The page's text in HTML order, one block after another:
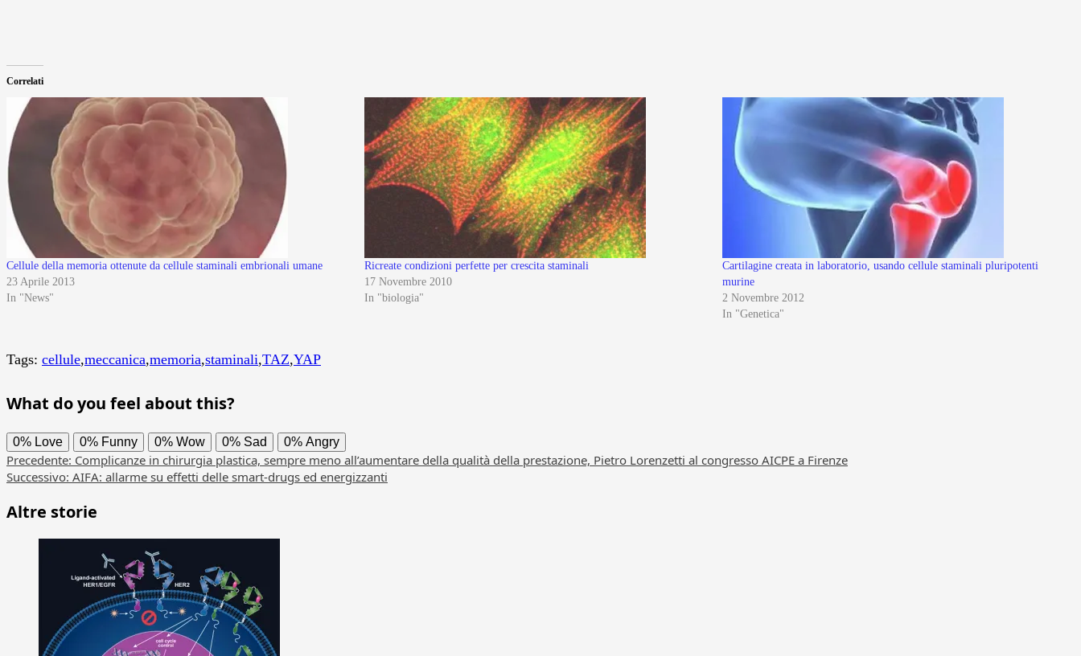
Correlati
Cellule della memoria ottenute da cellule staminali embrionali umane
23 Aprile 2013
In "News"
Ricreate condizioni perfette per crescita staminali
17 Novembre 2010
In "biologia"
Cartilagine creata in laboratorio, usando cellule staminali pluripotenti
murine
2 Novembre 2012
In "Genetica"
Tags: cellule,meccanica,memoria,staminali,TAZ,YAP
What do you feel about this?
0% Love 0% Funny 0% Wow 0% Sad 0% Angry
Navigazione
articolo
Precedente: Complicanze in chirurgia plastica, sempre meno all’aumentare della qualità della prestazione, Pietro Lorenzetti al congresso AICPE a Firenze
Successivo: AIFA: allarme su effetti delle smart-drugs ed energizzanti
Altre storie